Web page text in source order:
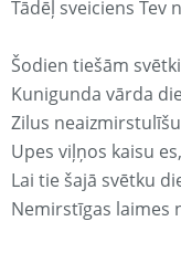
Tādēļ sveiciens Tev
Šodien tiešām
Kunigunda vārda
Zilus
Upes viļņos kaisu es,
Lai tie šajā svētku
Nemirstīgas laimes